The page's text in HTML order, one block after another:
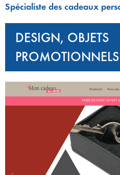
Spécialiste des cadeaux
DESIGN, OBJETS